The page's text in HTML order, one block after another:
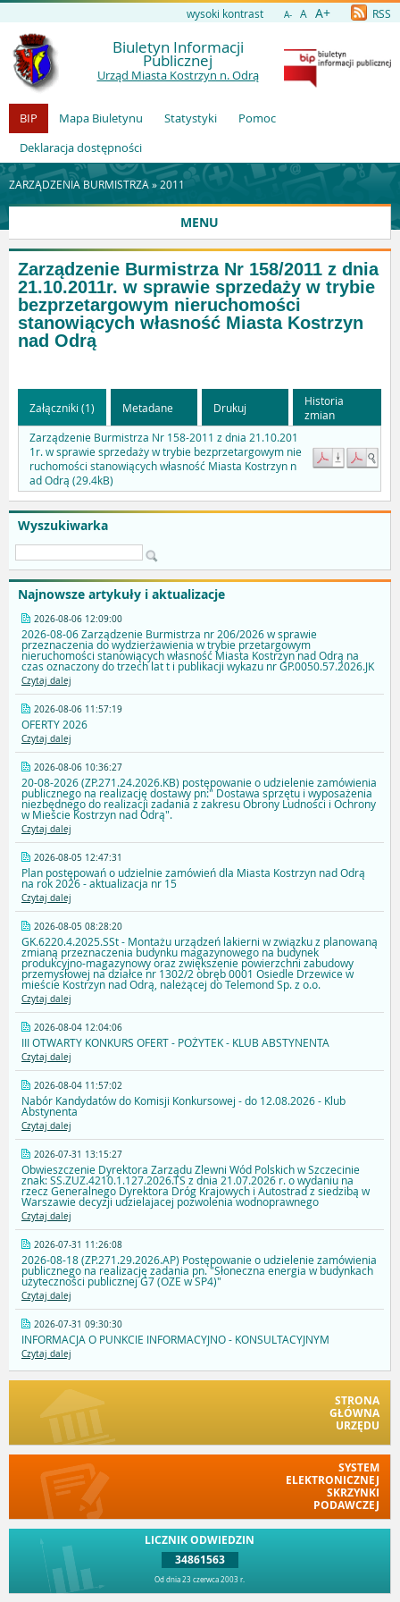
wysoki kontrast A- A A+ RSS
Biuletyn Informacji
Publicznej
Urząd Miasta Kostrzyn n. Odrą
BIP Mapa Biuletynu Statystyki
Pomoc
Deklaracja dostępności
ZARZĄDZENIA BURMISTRZA » 2011
MENU
Wyszukiwarka
Najnowsze artykuły i aktualizacje
2026-08-06 12:09:00
2026-08-06 Zarządzenie Burmistrza nr 206/2026 w sprawie
przeznaczenia do wydzierżawienia w trybie przetargowym
nieruchomości stanowiących własność Miasta Kostrzyn nad Odrą na
czas oznaczony do trzech lat t i publikacji wykazu nr GP.0050.57.2026.JK
Czytaj dalej
2026-08-06 11:57:19
OFERTY 2026
Czytaj dalej
2026-08-06 10:36:27
20-08-2026 (ZP.271.24.2026.KB) postępowanie o udzielenie zamówienia
publicznego na realizację dostawy pn:" Dostawa sprzętu i wyposażenia
niezbędnego do realizacji zadania z zakresu Obrony Ludności i Ochrony
w Mieście Kostrzyn nad Odrą".
Czytaj dalej
2026-08-05 12:47:31
Plan postępowań o udzielnie zamówień dla Miasta Kostrzyn nad Odrą
na rok 2026 - aktualizacja nr 15
Czytaj dalej
2026-08-05 08:28:20
GK.6220.4.2025.SSt - Montażu urządzeń lakierni w związku z planowaną
zmianą przeznaczenia budynku magazynowego na budynek
produkcyjno-magazynowy oraz zwiększenie powierzchni zabudowy
przemysłowej na działce nr 1302/2 obręb 0001 Osiedle Drzewice w
mieście Kostrzyn nad Odrą, należącej do Telemond Sp. z o.o.
Czytaj dalej
2026-08-04 12:04:06
III OTWARTY KONKURS OFERT - POŻYTEK - KLUB ABSTYNENTA
Czytaj dalej
2026-08-04 11:57:02
Nabór Kandydatów do Komisji Konkursowej - do 12.08.2026 - Klub
Abstynenta
Czytaj dalej
2026-07-31 13:15:27
Obwieszczenie Dyrektora Zarządu Zlewni Wód Polskich w Szczecinie
znak: SS.ZUZ.4210.1.127.2026.TS z dnia 21.07.2026 r. o wydaniu na
rzecz Generalnego Dyrektora Dróg Krajowych i Autostrad z siedzibą w
Warszawie decyzji udzielajacej pozwolenia wodnoprawnego
Czytaj dalej
2026-07-31 11:26:08
2026-08-18 (ZP.271.29.2026.AP) Postępowanie o udzielenie zamówienia
publicznego na realizację zadania pn. "Słoneczna energia w budynkach
użyteczności publicznej G7 (OZE w SP4)"
Czytaj dalej
2026-07-31 09:30:30
INFORMACJA O PUNKCIE INFORMACYJNO - KONSULTACYJNYM
Czytaj dalej
STRONA
GŁÓWNA
URZĘDU
SYSTEM
ELEKTRONICZNEJ
SKRZYNKI
PODAWCZEJ
LICZNIK ODWIEDZIN
34861563
Od dnia 23 czerwca 2003 r.
Zarządzenie Burmistrza Nr 158/2011 z dnia
21.10.2011r. w sprawie sprzedaży w trybie
bezprzetargowym nieruchomości
stanowiących własność Miasta Kostrzyn
nad Odrą
Załączniki (1) Metadane Drukuj
Historia
zmian
Zarządzenie Burmistrza Nr 158-2011 z dnia 21.10.201
1r. w sprawie sprzedaży w trybie bezprzetargowym nie
ruchomości stanowiących własność Miasta Kostrzyn n
ad Odrą (29.4kB)